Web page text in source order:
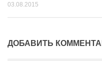
03.08.2015
ДОБАВИТЬ